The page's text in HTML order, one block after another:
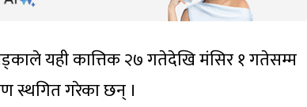
खड्काले यही कात्तिक २७ गतेदेखि मंसिर १ गतेसम्म
स्थगित गरेका छन् ।